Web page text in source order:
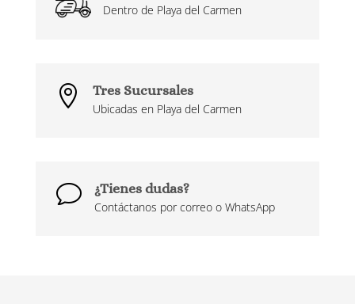
Dentro de Playa del Carmen
 Tres Sucursales
Ubicadas en Playa del Carmen
v ¿Tienes dudas?
Contáctanos por correo o WhatsApp